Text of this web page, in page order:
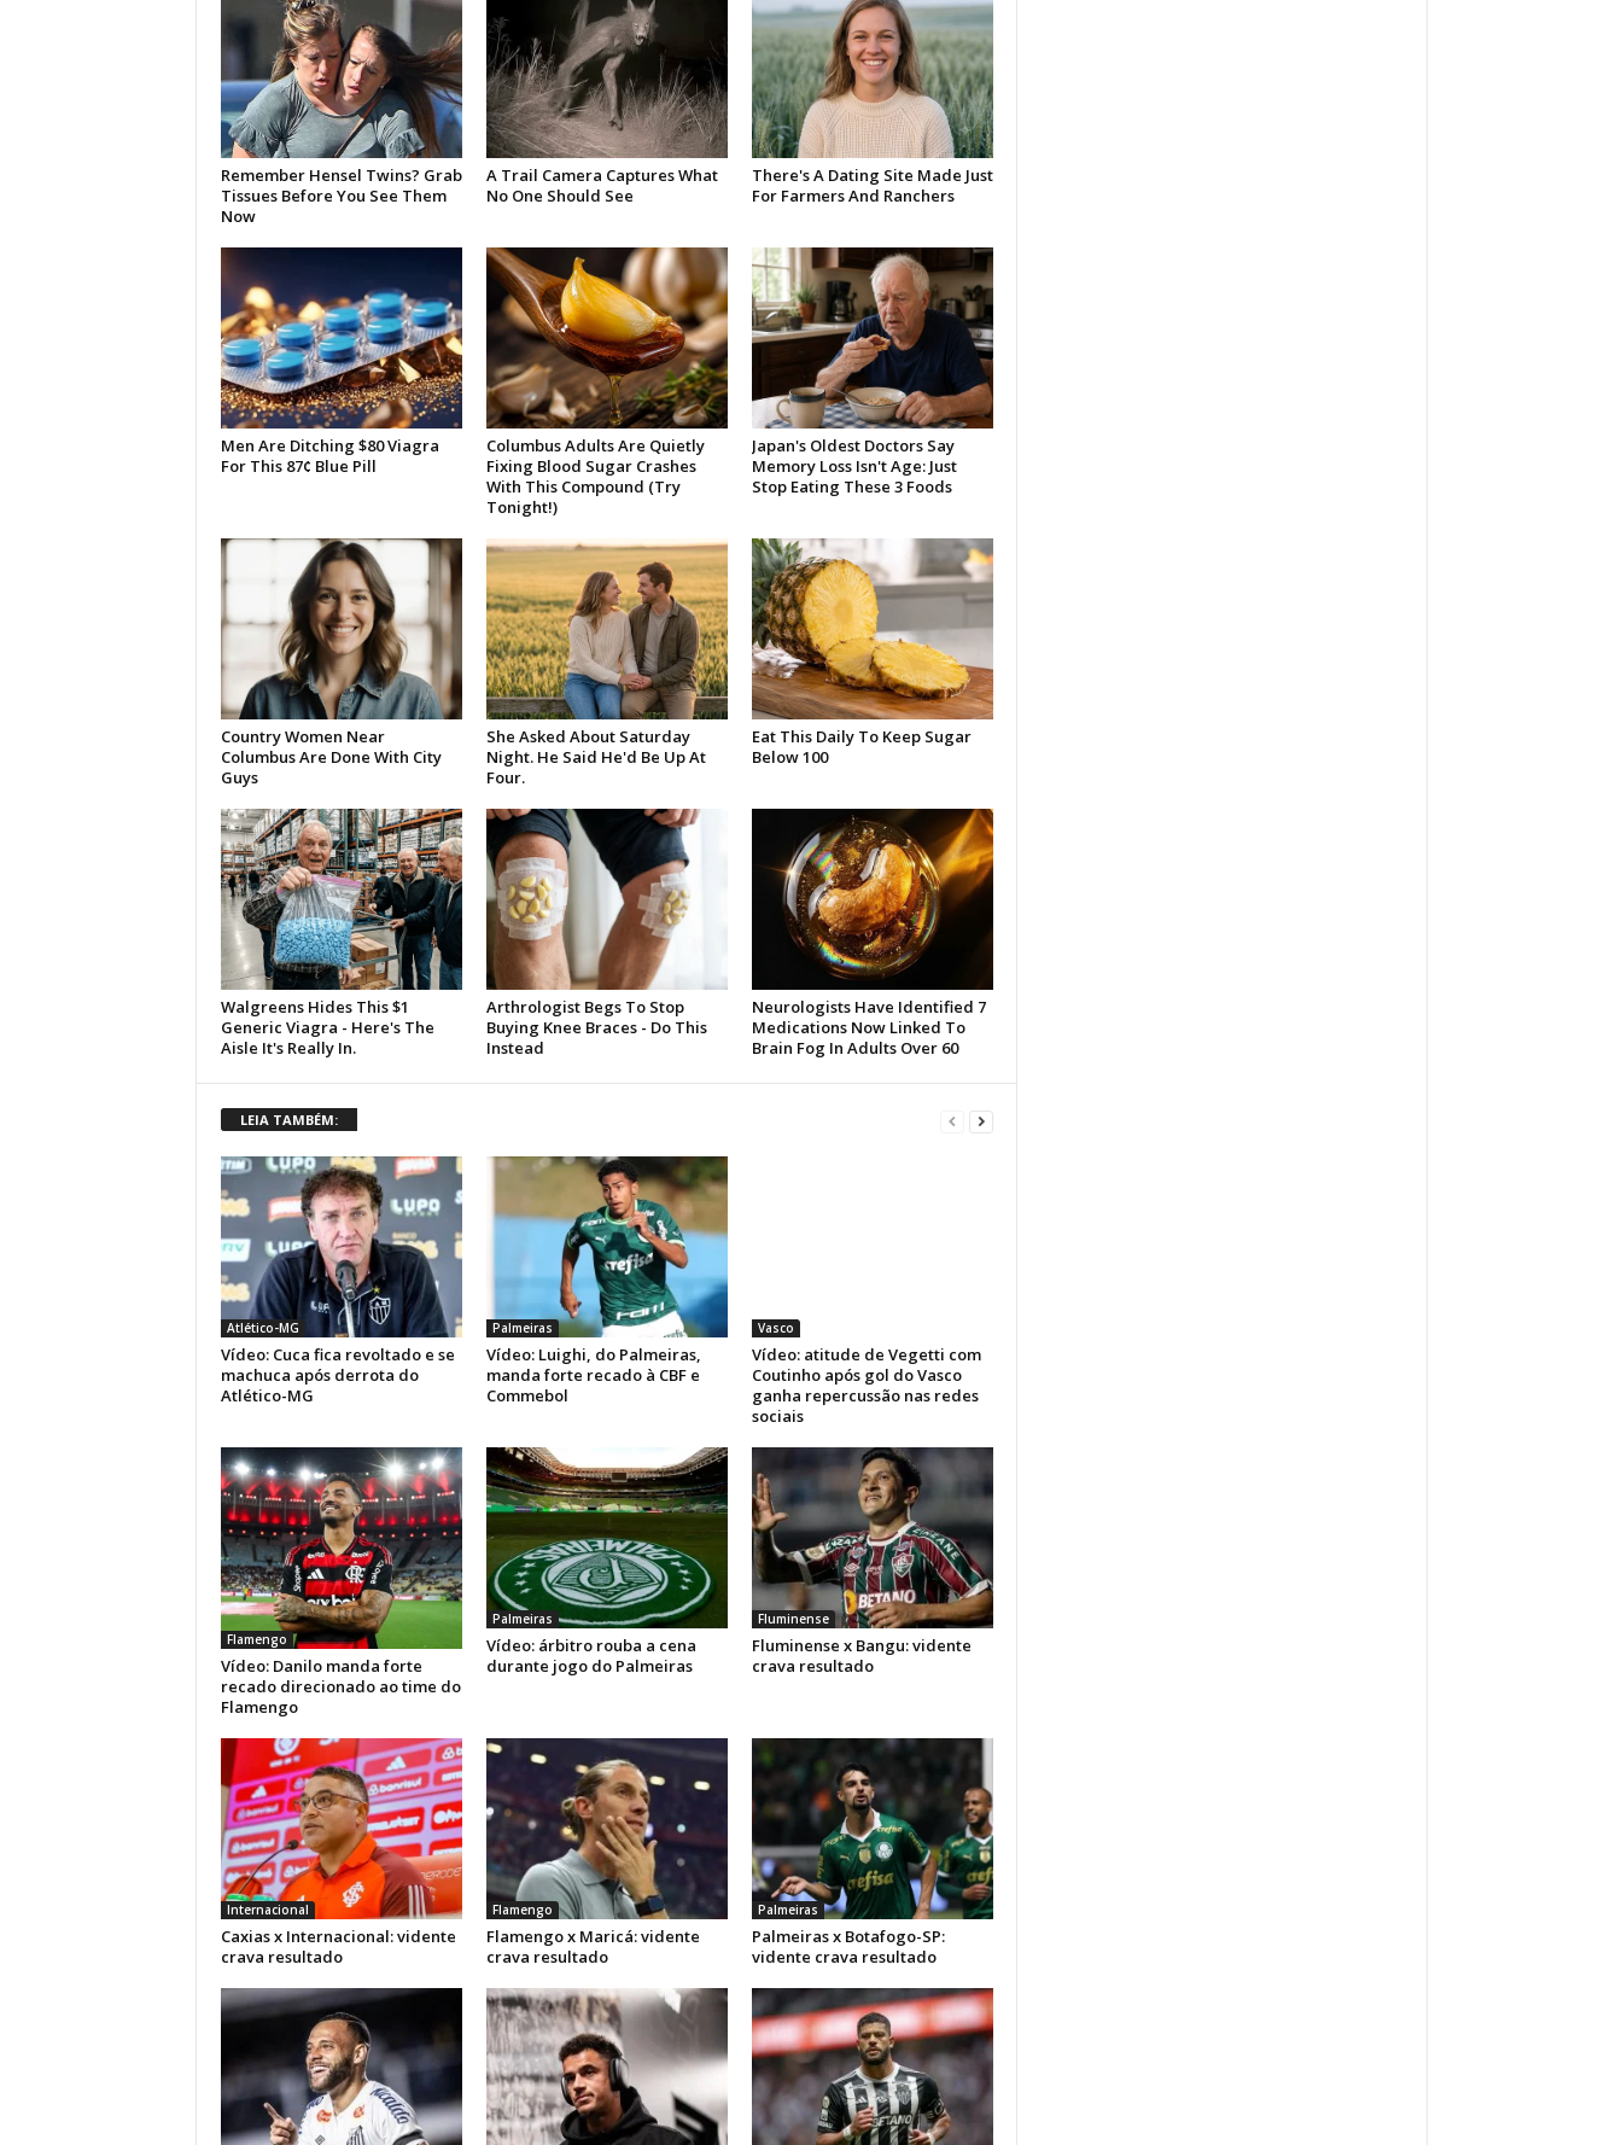
LEIA TAMBÉM:
Atlético-MG
Vídeo: Cuca fica revoltado e se
machuca após derrota do
Atlético-MG
Palmeiras
Vídeo: Luighi, do Palmeiras,
manda forte recado à CBF e
Commebol
Vasco
Vídeo: atitude de Vegetti com
Coutinho após gol do Vasco
ganha repercussão nas redes
sociais
Flamengo
Vídeo: Danilo manda forte
recado direcionado ao time do
Flamengo
Palmeiras
Vídeo: árbitro rouba a cena
durante jogo do Palmeiras
Fluminense
Fluminense x Bangu: vidente
crava resultado
Internacional
Caxias x Internacional: vidente
crava resultado
Flamengo
Flamengo x Maricá: vidente
crava resultado
Palmeiras
Palmeiras x Botafogo-SP:
vidente crava resultado